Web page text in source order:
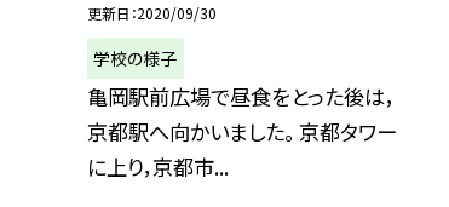
更新日 2020/09/30
学校の様子
亀岡駅前広場で昼食をとった後は，
京都駅へ向かいました。 京都タワー
に上り，京都市...